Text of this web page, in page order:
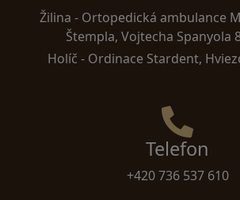
Žilina - Ortopedická ambulance
Štempla, Vojtecha Spanyola
Holíč - Ordinace Stardent,
Telefon
+420 736 537 610